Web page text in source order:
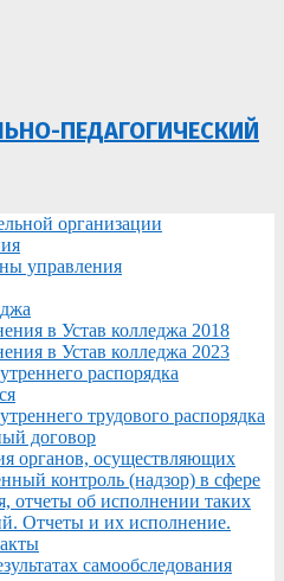
ПЕДАГОГИЧЕСКИЙ
организации
управления
в Устав колледжа 2018
в Устав колледжа 2023
распорядка
трудового распорядка
договор
органов, осуществляющих
контроль (надзор) в сфере
отчеты об исполнении таких
Отчеты и их исполнение.
самообследования